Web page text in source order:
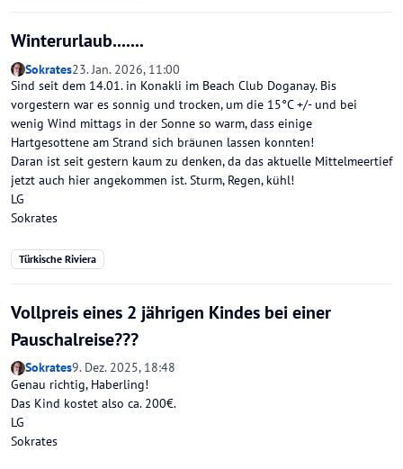
Winterurlaub.......
Sokrates23. Jan. 2026, 11:00
Sind seit dem 14.01. in Konakli im Beach Club Doganay. Bis
vorgestern war es sonnig und trocken, um die 15°C +/- und bei
wenig Wind mittags in der Sonne so warm, dass einige
Hartgesottene am Strand sich bräunen lassen konnten!
Daran ist seit gestern kaum zu denken, da das aktuelle Mittelmeertief
jetzt auch hier angekommen ist. Sturm, Regen, kühl!
LG
Sokrates
Türkische Riviera
Vollpreis eines 2 jährigen Kindes bei einer
Pauschalreise???
Sokrates9. Dez. 2025, 18:48
Genau richtig, Haberling!
Das Kind kostet also ca. 200€.
LG
Sokrates